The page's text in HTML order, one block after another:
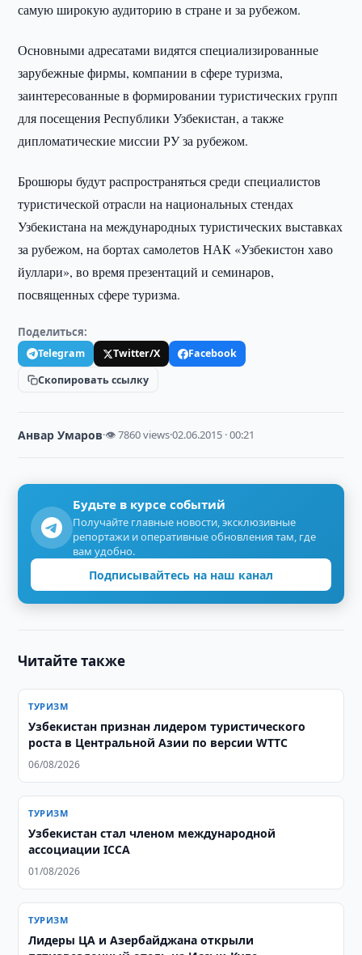
самую широкую аудиторию в стране и за рубежом.
Основными адресатами видятся специализированные
зарубежные фирмы, компании в сфере туризма,
заинтересованные в формировании туристических групп
для посещения Республики Узбекистан, а также
дипломатические миссии РУ за рубежом.
Брошюры будут распространяться среди специалистов
туристической отрасли на национальных стендах
Узбекистана на международных туристических выставках
за рубежом, на бортах самолетов НАК «Узбекистон хаво
йуллари», во время презентаций и семинаров,
посвященных сфере туризма.
Поделиться:
Telegram Twitter/X
Facebook
Скопировать ссылку
Анвар Умаров·👁 7860 views·02.06.2015 · 00:21
Будьте в курсе событий
Получайте главные новости, эксклюзивные
репортажи и оперативные обновления там, где
вам удобно.
Подписывайтесь на наш канал
Читайте также
ТУРИЗМ
Узбекистан признан лидером туристического
роста в Центральной Азии по версии WTTC
06/08/2026
ТУРИЗМ
Узбекистан стал членом международной
ассоциации ICCA
01/08/2026
ТУРИЗМ
Лидеры ЦА и Азербайджана открыли